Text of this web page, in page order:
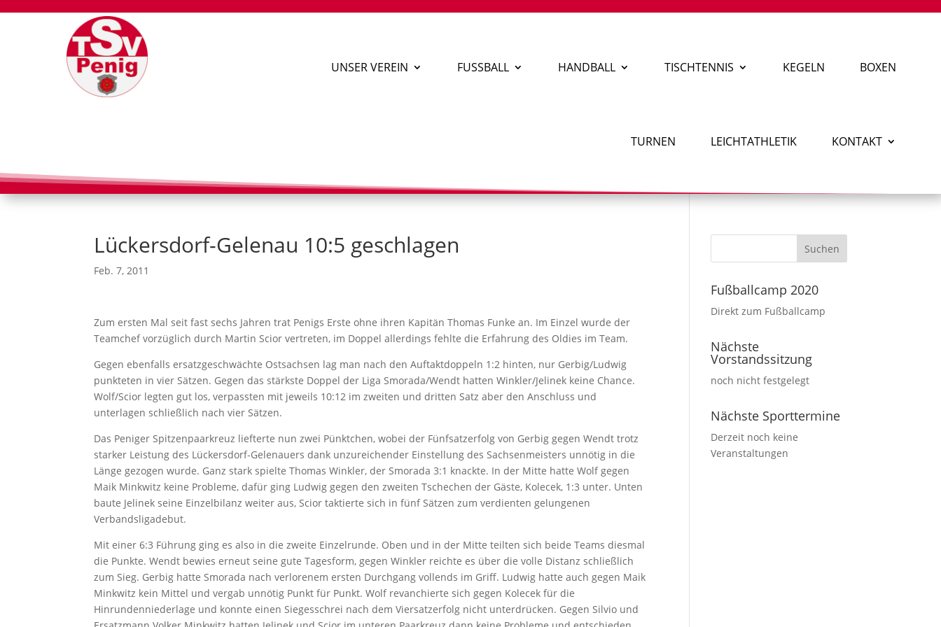
UNSER VEREIN FUSSBALL HANDBALL TISCHTENNIS KEGELN BOXEN
TURNEN LEICHTATHLETIK KONTAKT
Lückersdorf-Gelenau 10:5 geschlagen
Feb. 7, 2011
Zum ersten Mal seit fast sechs Jahren trat Penigs Erste ohne ihren Kapitän Thomas Funke an. Im Einzel wurde der
Teamchef vorzüglich durch Martin Scior vertreten, im Doppel allerdings fehlte die Erfahrung des Oldies im Team.
Gegen ebenfalls ersatzgeschwächte Ostsachsen lag man nach den Auftaktdoppeln 1:2 hinten, nur Gerbig/Ludwig
punkteten in vier Sätzen. Gegen das stärkste Doppel der Liga Smorada/Wendt hatten Winkler/Jelinek keine Chance.
Wolf/Scior legten gut los, verpassten mit jeweils 10:12 im zweiten und dritten Satz aber den Anschluss und
unterlagen schließlich nach vier Sätzen.
Das Peniger Spitzenpaarkreuz liefterte nun zwei Pünktchen, wobei der Fünfsatzerfolg von Gerbig gegen Wendt trotz
starker Leistung des Lückersdorf-Gelenauers dank unzureichender Einstellung des Sachsenmeisters unnötig in die
Länge gezogen wurde. Ganz stark spielte Thomas Winkler, der Smorada 3:1 knackte. In der Mitte hatte Wolf gegen
Maik Minkwitz keine Probleme, dafür ging Ludwig gegen den zweiten Tschechen der Gäste, Kolecek, 1:3 unter. Unten
baute Jelinek seine Einzelbilanz weiter aus, Scior taktierte sich in fünf Sätzen zum verdienten gelungenen
Verbandsligadebut.
Mit einer 6:3 Führung ging es also in die zweite Einzelrunde. Oben und in der Mitte teilten sich beide Teams diesmal
die Punkte. Wendt bewies erneut seine gute Tagesform, gegen Winkler reichte es über die volle Distanz schließlich
zum Sieg. Gerbig hatte Smorada nach verlorenem ersten Durchgang vollends im Griff. Ludwig hatte auch gegen Maik
Minkwitz kein Mittel und vergab unnötig Punkt für Punkt. Wolf revanchierte sich gegen Kolecek für die
Hinrundenniederlage und konnte einen Siegesschrei nach dem Viersatzerfolg nicht unterdrücken. Gegen Silvio und
Fußballcamp 2020
Direkt zum Fußballcamp
Nächste
Vorstandssitzung
noch nicht festgelegt
Nächste Sporttermine
Derzeit noch keine
Veranstaltungen